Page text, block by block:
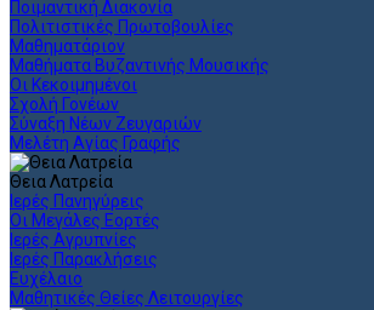
Ποιμαντική Διακονία
Πολιτιστικές Πρωτοβουλίες
Μαθηματάριον
Μαθήματα Βυζαντινής Μουσικής
Οι Κεκοιμημένοι
Σχολή Γονέων
Σύναξη Νέων Ζευγαριών
Μελέτη Αγίας Γραφής
Θεια Λατρεία
Ιερές Πανηγύρεις
Οι Μεγάλες Εορτές
Ιερές Αγρυπνίες
Ιερές Παρακλήσεις
Ευχέλαιο
Μαθητικές Θείες Λειτουργίες